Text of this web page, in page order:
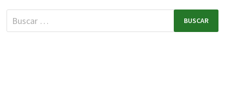
ce
b
o
wi
tt
er
m
l
h
sA
nt
es
o
p